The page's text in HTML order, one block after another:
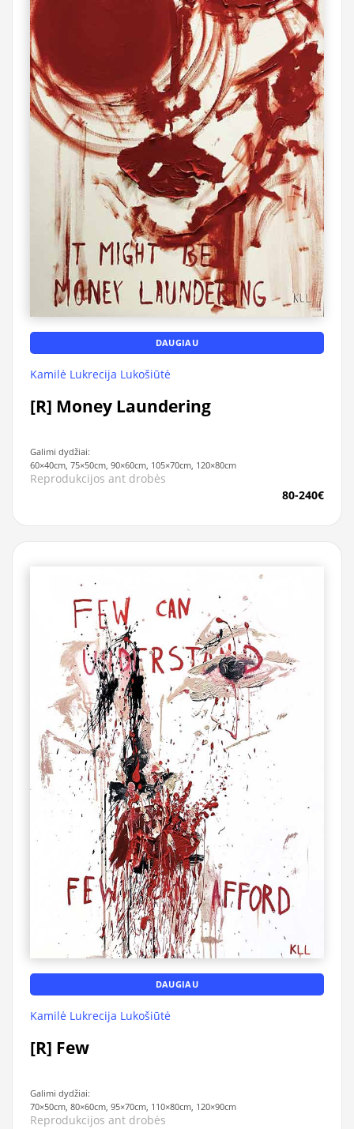
DAUGIAU
Kamilė Lukrecija Lukošiūtė
[R] Money Laundering
Galimi dydžiai:
60×40cm, 75×50cm, 90×60cm, 105×70cm, 120×80cm
Reprodukcijos ant drobės
80-240€
DAUGIAU
Kamilė Lukrecija Lukošiūtė
[R] Few
Galimi dydžiai:
70×50cm, 80×60cm, 95×70cm, 110×80cm, 120×90cm
Reprodukcijos ant drobės